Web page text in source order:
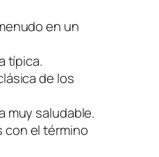
en un
típica.
de los
muy saludable.
con el término